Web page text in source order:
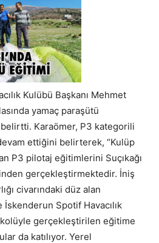
Kulübü Başkanı Mehmet
yamaç paraşütü
Karaömer, P3 kategorili
ettiğini belirterek, “Kulüp
P3 pilotaj eğitimlerini Suçıkağı
gerçekleştirmektedir. İniş
civarındaki düz alan
İskenderun Spotif Havacılık
gerçekleştirilen eğitime
da katılıyor. Yerel